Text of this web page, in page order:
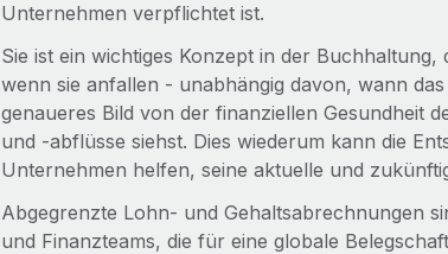
Unternehmen verpflichtet ist.
Sie ist ein wichtiges Konzept in der
wenn sie anfallen - unabhängig davon, wann
genaueres Bild von der finanziellen Gesundheit
und -abflüsse siehst. Dies wiederum kann die
Unternehmen helfen, seine aktuelle und
Abgegrenzte Lohn- und Gehaltsabrechnungen
und Finanzteams, die für eine globale